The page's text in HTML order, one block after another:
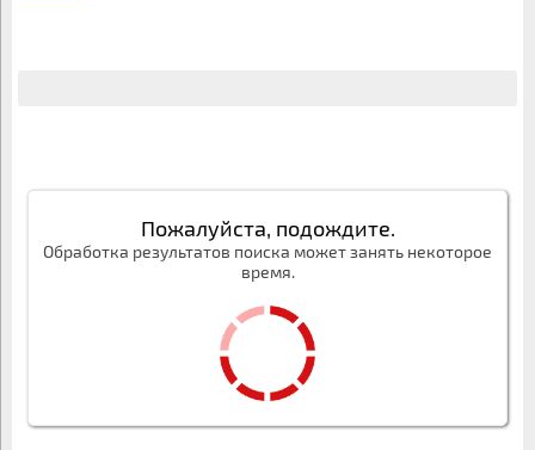
Пожалуйста, подождите.
Обработка результатов поиска может занять некоторое
время.